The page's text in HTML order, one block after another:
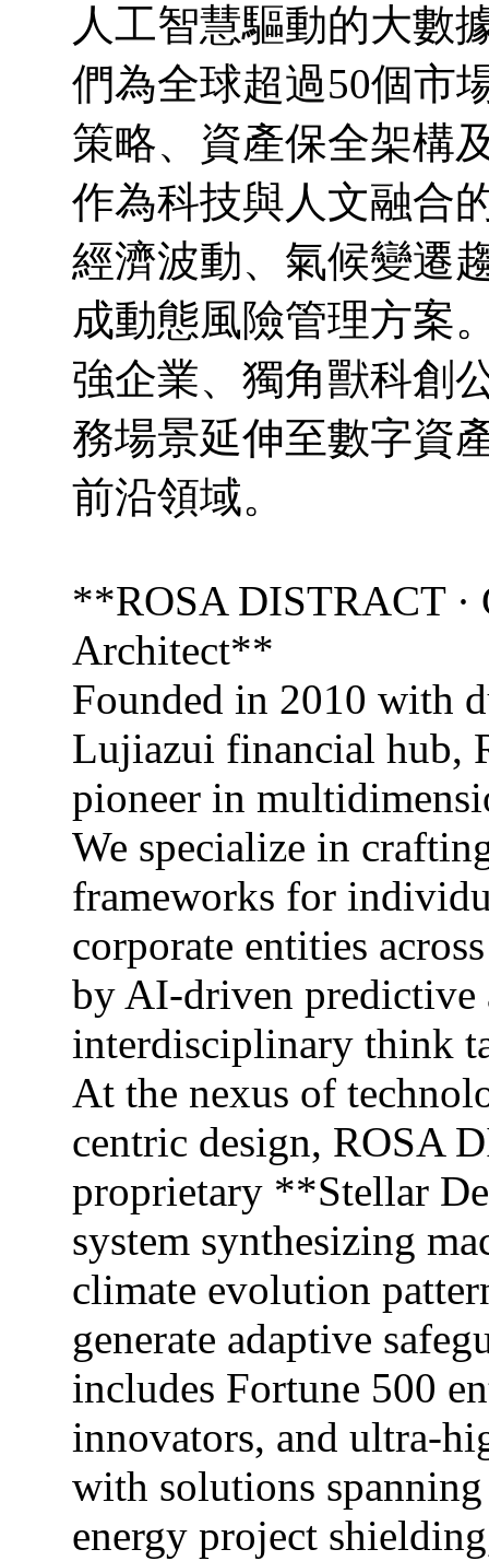
人工智慧驅動的大數
們為全球超過50個市
策略、資產保全架構
作為科技與人文融合
經濟波動、氣候變遷
成動態風險管理方案
強企業、獨角獸科創
務場景延伸至數字資
前沿領域。
**ROSA DISTRACT ·
Architect**
Founded in 2010 with
Lujiazui financial hub,
pioneer in
We specialize in
frameworks for
corporate entities
by AI-driven predictive
interdisciplinary think
At the nexus of
centric design, ROSA
proprietary **Stellar
system synthesizing
climate evolution
generate adaptive
includes Fortune 500
innovators, and ultra-
with solutions
energy project